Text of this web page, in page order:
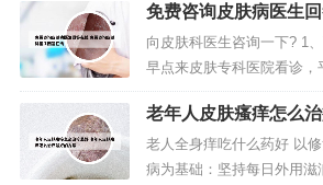
管局白癜风重点专病。2、
院附属第一医院，浙江省人
有人问这个问题，其实在百
院就明白了，这是杭州...
免费咨询皮肤病医生
肤科医生回答在线
向皮肤科医生咨询一下? 1
早点来皮肤专科医院看诊，
皮癣，皮肤真菌感染引起的
肿红斑现象，一般是不痛不
药治疗，比如克霉唑软膏
消退的。3、一日换一次。
老年人皮肤瘙痒怎么
瘙痒怎么治疗最好的
老人全身痒吃什么药好 以
病为基础：坚持每日外用滋